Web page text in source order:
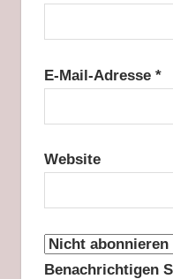
E-Mail-Adresse *
Website
Benachrichtigen